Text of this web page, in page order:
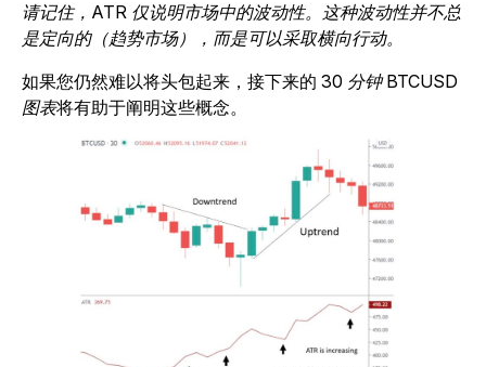
请记住，ATR 仅说明市场中的波动性。这种波动性并不总
是定向的（趋势市场），而是可以采取横向行动。
如果您仍然难以将头包起来，接下来的 30 分钟 BTCUSD
图表将有助于阐明这些概念。